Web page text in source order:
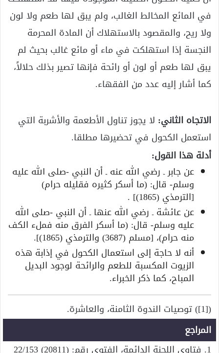
في المائع المخالط الغالب، ولم يبق لها طعم ولا لون
ولا ريح، والمقصود بالاستهلاك أن المادة المحرمة
النجسة إذا استهلكت في ماء أو مائع غالب بحيث لم
يبق لها طعم أو لون أو رائحة فإنها تصير بذلك حلالاً،
كما أشار إليه عدد من الفقهاء.
الاتجاه الثاني: لا يجوز تناول الأطعمة والأشربة التي
استعمل الكحول في تحضيرها مطلقا.
أدلة هذا القول:
عن جابر ـ رضي الله عنه ـ أن النبي -صلى الله عليه
وسلم- قال: (ما أسكر كثيره فقليله حرام)
[الترمذي (1865)] .
عن عائشة ـ رضي الله عنها ـ أن النبي -صلى الله
عليه وسلم- قال: (ما أسكر الفرق منه فملء الكف
منه حرام)، [مسلم (3687) والترمذي (1865)].
أنه لا حاجة إلى استعمال الكحول في إذابة هذه
الزيوت المكسبة للطعم والرائحة لوجود البديل
المباح، كما ذكر الخبراء.
([1]) توصيات الندوة الثامنة، والعاشرة.
المراجع